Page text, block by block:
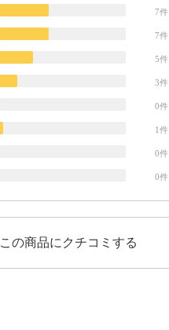
7件
7件
5件
3件
0件
1件
0件
0件
この商品にクチコミする